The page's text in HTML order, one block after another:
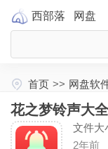
西部落 网盘
首页 >> 网盘软
花之梦铃声大
文件大
2年前